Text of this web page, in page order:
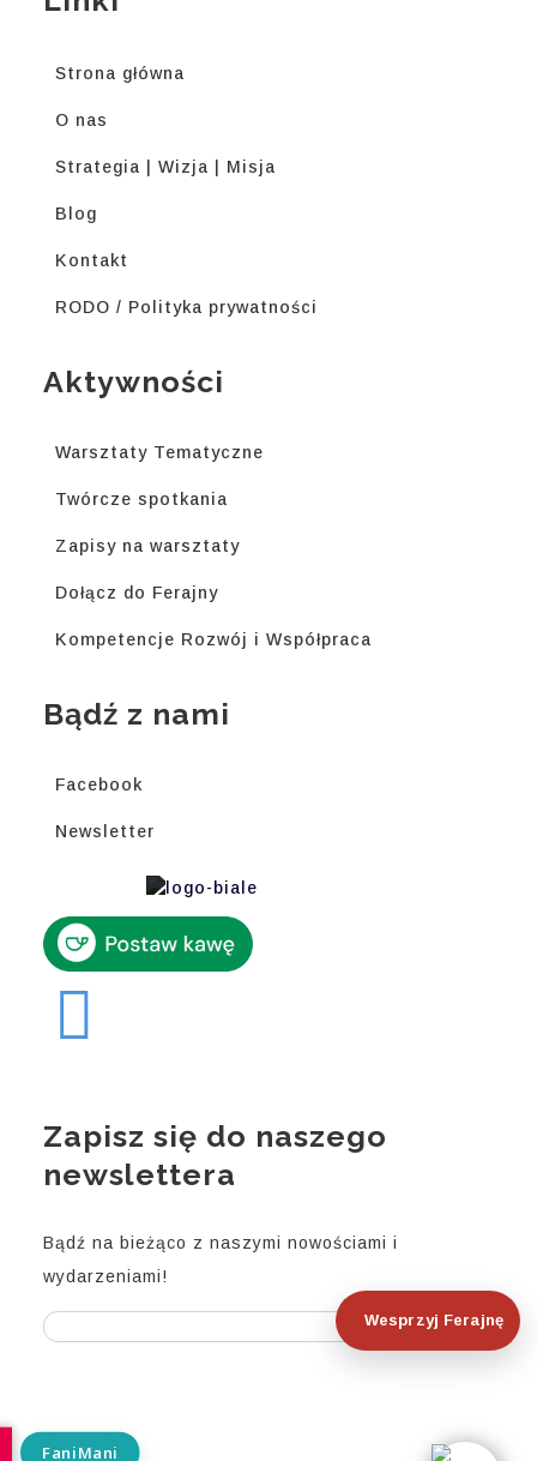
Strona główna
O nas
Strategia | Wizja | Misja
Blog
Kontakt
RODO / Polityka prywatności
Aktywności
Warsztaty Tematyczne
Twórcze spotkania
Zapisy na warsztaty
Dołącz do Ferajny
Kompetencje Rozwój i Współpraca
Bądź z nami
Facebook
Wesprzyj Ferajnę
Newsletter
Zapisz się do naszego
newslettera
Bądź na bieżąco z naszymi nowościami i
wydarzeniami!